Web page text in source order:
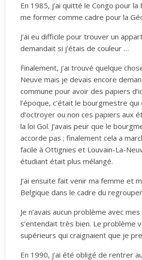
En 1985, j’ai quitté le Congo pour la
me former comme cadre pour la
J’ai eu difficile pour trouver un
demandait si j’étais de couleur …
Finalement, j’ai trouvé quelque
Neuve mais je devais encore
commune pour avoir des papiers
l’époque, c’était le bourgmestre qui
d’octroyer ou non ces papiers aux
la loi Gol. J’avais peur que le
accorde pas ; finalement cela a
facile à Ottignies et Louvain-La-
étudiant était plus mélangé.
J’ai ensuite fait venir ma femme et
Belgique dans le cadre du
Je n’avais aucun problème avec
s’entendait très bien. Le problème
supérieurs qui craignaient que je
En 1990, j’ai été obligé de rentrer au